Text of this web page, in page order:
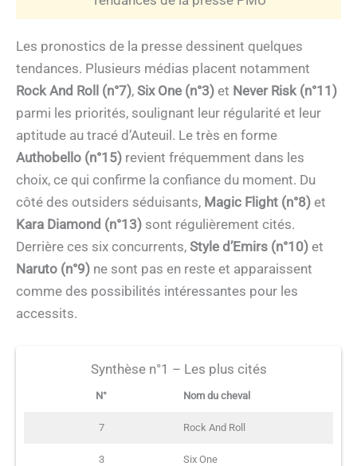
Les pronostics de la presse dessinent quelques
tendances. Plusieurs médias placent notamment
Rock And Roll (n°7), Six One (n°3) et Never Risk (n°11)
parmi les priorités, soulignant leur régularité et leur
aptitude au tracé d’Auteuil. Le très en forme
Authobello (n°15) revient fréquemment dans les
choix, ce qui confirme la confiance du moment. Du
côté des outsiders séduisants, Magic Flight (n°8) et
Kara Diamond (n°13) sont régulièrement cités.
Derrière ces six concurrents, Style d’Emirs (n°10) et
Naruto (n°9) ne sont pas en reste et apparaissent
comme des possibilités intéressantes pour les
accessits.
Synthèse n°1 – Les plus cités
N° Nom du cheval
7 Rock And Roll
3 Six One